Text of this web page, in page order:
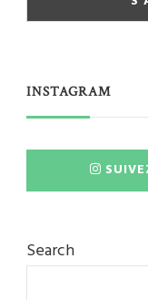
INSTAGRAM
Search